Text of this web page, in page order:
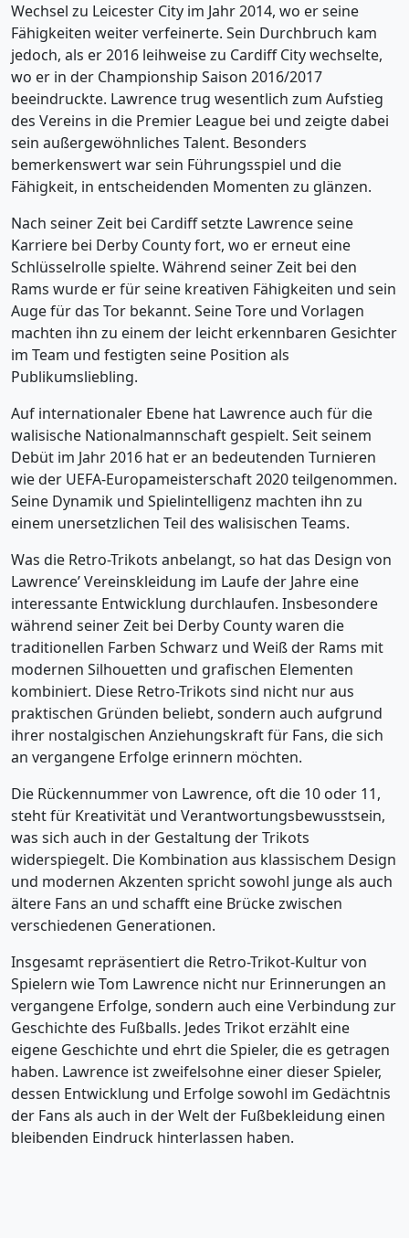
Wechsel zu Leicester City im Jahr 2014, wo er seine
Fähigkeiten weiter verfeinerte. Sein Durchbruch kam
jedoch, als er 2016 leihweise zu Cardiff City wechselte,
wo er in der Championship Saison 2016/2017
beeindruckte. Lawrence trug wesentlich zum Aufstieg
des Vereins in die Premier League bei und zeigte dabei
sein außergewöhnliches Talent. Besonders
bemerkenswert war sein Führungsspiel und die
Fähigkeit, in entscheidenden Momenten zu glänzen.
Nach seiner Zeit bei Cardiff setzte Lawrence seine
Karriere bei Derby County fort, wo er erneut eine
Schlüsselrolle spielte. Während seiner Zeit bei den
Rams wurde er für seine kreativen Fähigkeiten und sein
Auge für das Tor bekannt. Seine Tore und Vorlagen
machten ihn zu einem der leicht erkennbaren Gesichter
im Team und festigten seine Position als
Publikumsliebling.
Auf internationaler Ebene hat Lawrence auch für die
walisische Nationalmannschaft gespielt. Seit seinem
Debüt im Jahr 2016 hat er an bedeutenden Turnieren
wie der UEFA-Europameisterschaft 2020 teilgenommen.
Seine Dynamik und Spielintelligenz machten ihn zu
einem unersetzlichen Teil des walisischen Teams.
Was die Retro-Trikots anbelangt, so hat das Design von
Lawrence’ Vereinskleidung im Laufe der Jahre eine
interessante Entwicklung durchlaufen. Insbesondere
während seiner Zeit bei Derby County waren die
traditionellen Farben Schwarz und Weiß der Rams mit
modernen Silhouetten und grafischen Elementen
kombiniert. Diese Retro-Trikots sind nicht nur aus
praktischen Gründen beliebt, sondern auch aufgrund
ihrer nostalgischen Anziehungskraft für Fans, die sich
an vergangene Erfolge erinnern möchten.
Die Rückennummer von Lawrence, oft die 10 oder 11,
steht für Kreativität und Verantwortungsbewusstsein,
was sich auch in der Gestaltung der Trikots
widerspiegelt. Die Kombination aus klassischem Design
und modernen Akzenten spricht sowohl junge als auch
ältere Fans an und schafft eine Brücke zwischen
verschiedenen Generationen.
Insgesamt repräsentiert die Retro-Trikot-Kultur von
Spielern wie Tom Lawrence nicht nur Erinnerungen an
vergangene Erfolge, sondern auch eine Verbindung zur
Geschichte des Fußballs. Jedes Trikot erzählt eine
eigene Geschichte und ehrt die Spieler, die es getragen
haben. Lawrence ist zweifelsohne einer dieser Spieler,
dessen Entwicklung und Erfolge sowohl im Gedächtnis
der Fans als auch in der Welt der Fußbekleidung einen
bleibenden Eindruck hinterlassen haben.